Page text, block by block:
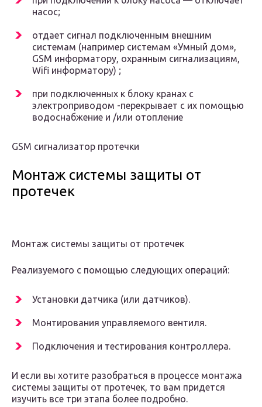
насос;
отдает сигнал подключенным внешним
системам (например системам «Умный дом»,
GSM информатору, охранным сигнализациям,
Wifi информатору) ;
при подключенных к блоку кранах с
электроприводом -перекрывает с их помощью
водоснабжение и /или отопление
GSM сигнализатор протечки
Монтаж системы защиты от
протечек
Монтаж системы защиты от протечек
Реализуемого с помощью следующих операций:
Установки датчика (или датчиков).
Монтирования управляемого вентиля.
Подключения и тестирования контроллера.
И если вы хотите разобраться в процессе монтажа
системы защиты от протечек, то вам придется
изучить все три этапа более подробно.